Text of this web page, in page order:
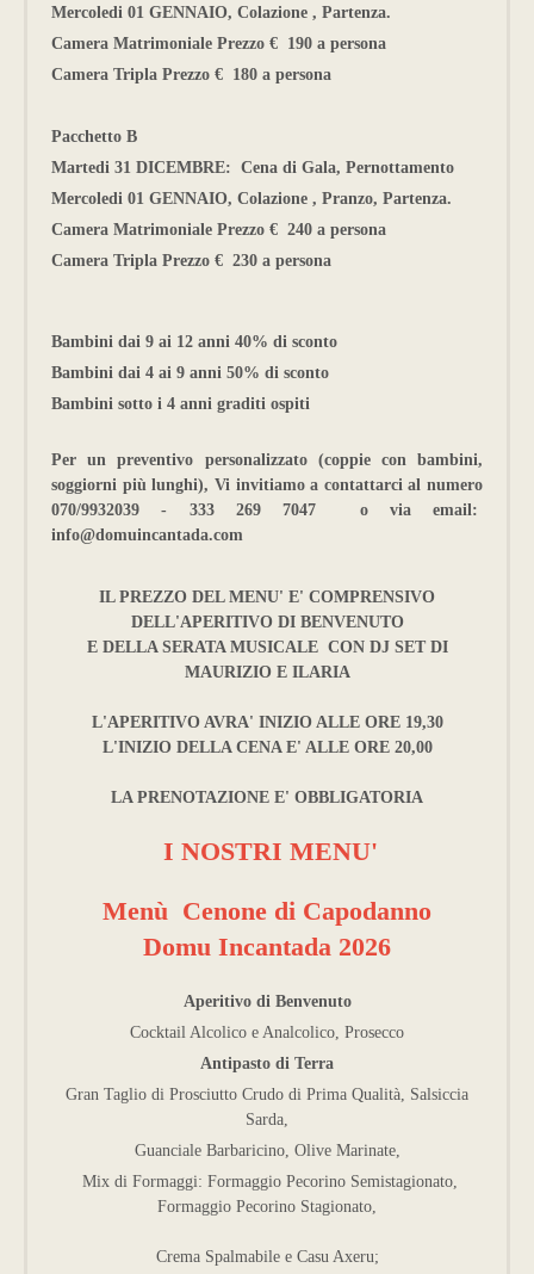
Mercoledi 01 GENNAIO, Colazione , Partenza.
Camera Matrimoniale Prezzo € 190 a persona
Camera Tripla Prezzo € 180 a persona
Pacchetto B
Martedi 31 DICEMBRE: Cena di Gala, Pernottamento
Mercoledi 01 GENNAIO, Colazione , Pranzo, Partenza.
Camera Matrimoniale Prezzo € 240 a persona
Camera Tripla Prezzo € 230 a persona
Bambini dai 9 ai 12 anni 40% di sconto
Bambini dai 4 ai 9 anni 50% di sconto
Bambini sotto i 4 anni graditi ospiti
Per un preventivo personalizzato (coppie con bambini,
soggiorni più lunghi), Vi invitiamo a contattarci al numero
070/9932039 - 333 269 7047 o via email:
info@domuincantada.com
IL PREZZO DEL MENU' E' COMPRENSIVO
DELL'APERITIVO DI BENVENUTO
E DELLA SERATA MUSICALE CON DJ SET DI
MAURIZIO E ILARIA
L'APERITIVO AVRA' INIZIO ALLE ORE 19,30
L'INIZIO DELLA CENA E' ALLE ORE 20,00
LA PRENOTAZIONE E' OBBLIGATORIA
I NOSTRI MENU'
Menù Cenone di Capodanno
Domu Incantada 2026
Aperitivo di Benvenuto
Cocktail Alcolico e Analcolico, Prosecco
Antipasto di Terra
Gran Taglio di Prosciutto Crudo di Prima Qualità, Salsiccia
Sarda,
Guanciale Barbaricino, Olive Marinate,
Mix di Formaggi: Formaggio Pecorino Semistagionato,
Formaggio Pecorino Stagionato,
Crema Spalmabile e Casu Axeru;